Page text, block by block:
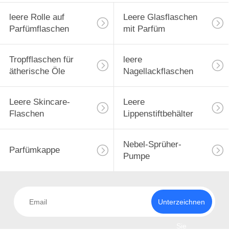
leere Rolle auf
Parfümflaschen
Leere Glasflaschen
mit Parfüm
Tropfflaschen für
ätherische Öle
leere
Nagellackflaschen
Leere Skincare-
Flaschen
Leere
Lippenstiftbehälter
Parfümkappe
Nebel-Sprüher-
Pumpe
Unterzeichnen